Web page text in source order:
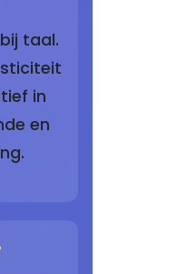
taal.
in
en